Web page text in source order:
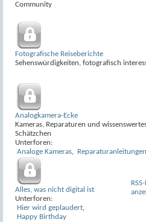
Community
Fotografische Reiseberichte
Sehenswürdigkeiten, fotografisch
Analogkamera-Ecke
Kameras, Reparaturen und
Schätzchen
Unterforen:
Analoge Kameras, Reparaturanleitungen
Alles, was nicht digital ist
Unterforen:
Hier wird geplaudert,
Happy Birthday